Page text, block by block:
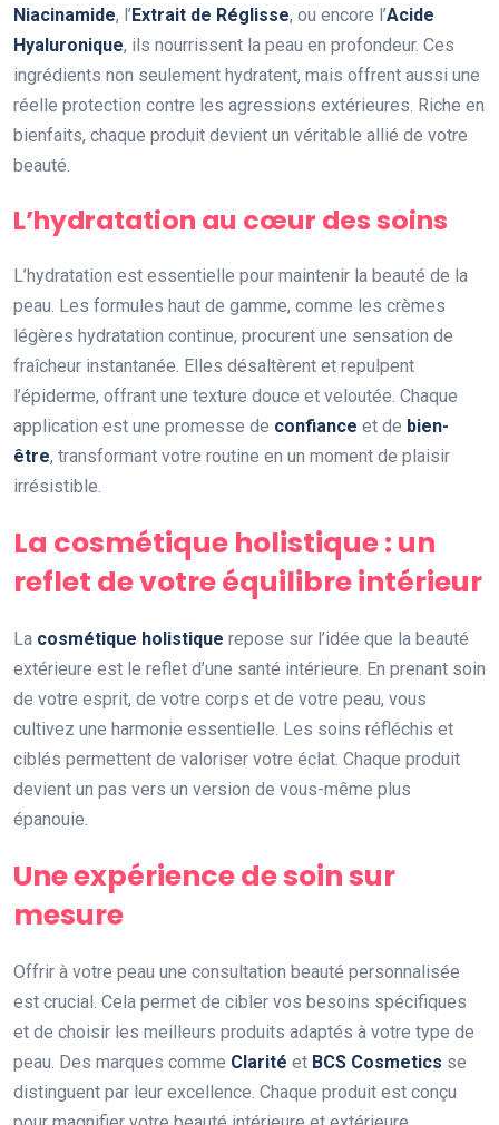
Niacinamide, l’ Extrait de Réglisse, ou encore l’Acide
Hyaluronique, ils nourrissent la peau en profondeur. Ces
ingrédients non seulement hydratent, mais offrent aussi une
réelle protection contre les agressions extérieures. Riche en
bienfaits, chaque produit devient un véritable allié de votre
beauté.
L’hydratation au cœur des soins
L’hydratation est essentielle pour maintenir la beauté de la
peau. Les formules haut de gamme, comme les crèmes
légères hydratation continue, procurent une sensation de
fraîcheur instantanée. Elles désaltèrent et repulpent
l’épiderme, offrant une texture douce et veloutée. Chaque
application est une promesse de confiance et de bien-
être, transformant votre routine en un moment de plaisir
irrésistible.
La cosmétique holistique : un
reflet de votre équilibre intérieur
La cosmétique holistique repose sur l’idée que la beauté
extérieure est le reflet d’une santé intérieure. En prenant soin
de votre esprit, de votre corps et de votre peau, vous
cultivez une harmonie essentielle. Les soins réfléchis et
ciblés permettent de valoriser votre éclat. Chaque produit
devient un pas vers un version de vous-même plus
épanouie.
Une expérience de soin sur
mesure
Offrir à votre peau une consultation beauté personnalisée
est crucial. Cela permet de cibler vos besoins spécifiques
et de choisir les meilleurs produits adaptés à votre type de
peau. Des marques comme Clarité et BCS Cosmetics se
distinguent par leur excellence. Chaque produit est conçu